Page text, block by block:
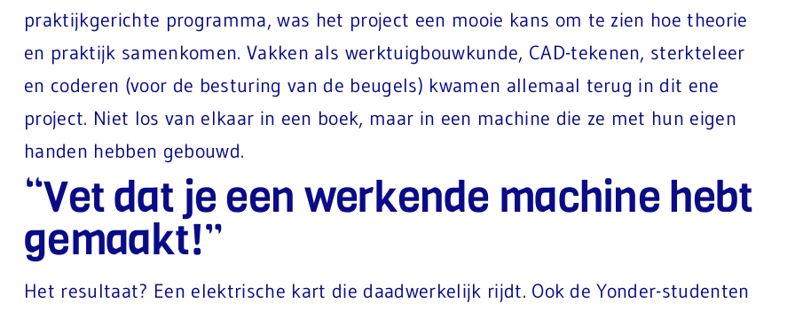
praktijkgerichte programma, was het project een mooie kans om te zien hoe theorie
en praktijk samenkomen. Vakken als werktuigbouwkunde, CAD-tekenen, sterkteleer
en coderen (voor de besturing van de beugels) kwamen allemaal terug in dit ene
project. Niet los van elkaar in een boek, maar in een machine die ze met hun eigen
handen hebben gebouwd.
“Vet dat je een werkende machine hebt
gemaakt!”
Het resultaat? Een elektrische kart die daadwerkelijk rijdt. Ook de Yonder-studenten